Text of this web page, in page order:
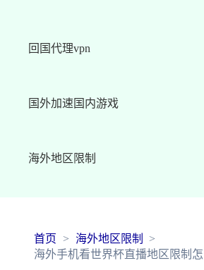
回国代理vpn
国外加速国内游戏
海外地区限制
首页
海外地区限制
海外手机看世界杯直播地区限制